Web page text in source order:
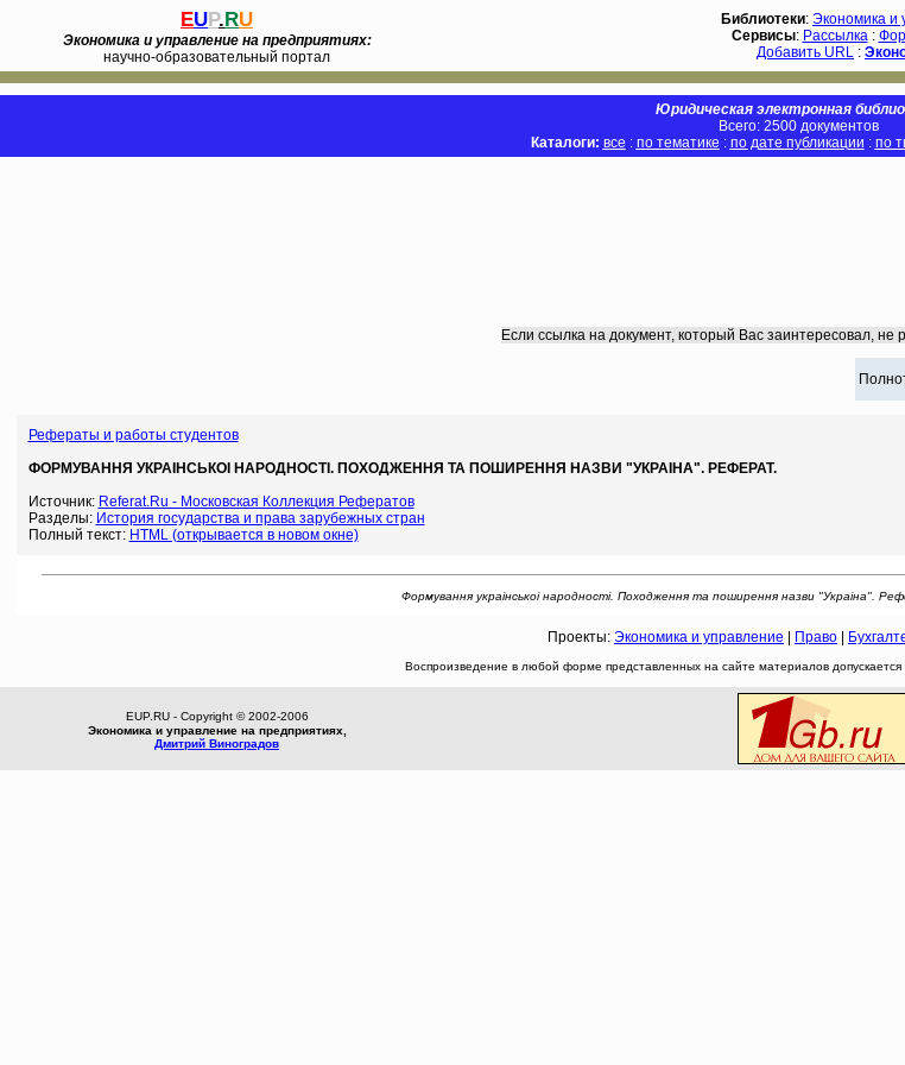
EUP.RU
Экономика и управление на предприятиях:
научно-образовательный портал
Библиотеки: Экономика и
Сервисы: Рассылка:
Добавить URL :
Юридическая электронная
Всего: 2500 документов
Каталоги: все : по тематике : по дате публикации : по
Если ссылка на документ, который Вас заинтересовал, не
Рефераты и работы студентов
ФОРМУВАННЯ УКРАIНСЬКОI НАРОДНОСТI. ПОХОДЖЕННЯ ТА ПОШИРЕННЯ НАЗВИ "УКРАIНА". РЕФЕРАТ.
Источник: Referat.Ru - Московская Коллекция Рефератов
Разделы: История государства и права зарубежных стран
Полный текст: HTML (открывается в новом окне)
Формування украiнськоi народностi. Походження та поширення назви "Украiна".
Проекты: Экономика и управление Право
Воспроизведение в любой форме представленных на сайте материалов допускается
EUP.RU - Copyright © 2002-2006
Экономика и управление на предприятиях,
Дмитрий Виноградов